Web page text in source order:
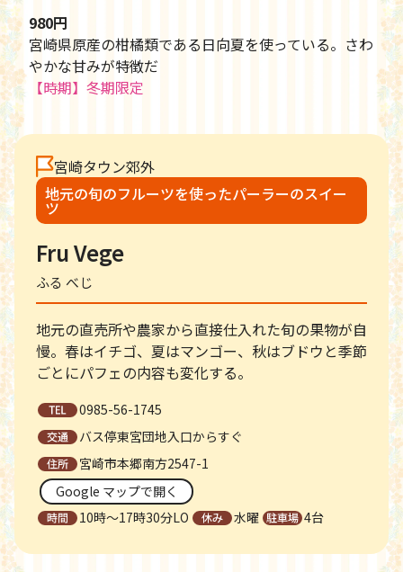
980円
宮崎県原産の柑橘類である日向夏を使っている。さわ
やかな甘みが特徴だ
【時期】冬期限定
宮崎タウン郊外
地元の旬のフルーツを使ったパーラーのスイー
ツ
Fru Vege
ふる べじ
地元の直売所や農家から直接仕入れた旬の果物が自
慢。春はイチゴ、夏はマンゴー、秋はブドウと季節
ごとにパフェの内容も変化する。
0985-56-1745
バス停東宮団地入口からすぐ
宮崎市本郷南方2547-1
Google マップで開く
10時～17時30分LO
水曜 4台